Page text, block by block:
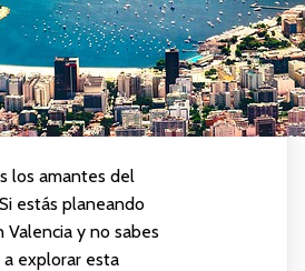
los amantes del
estás planeando
y no sabes
explorar esta